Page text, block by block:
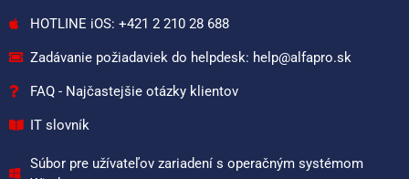
HOTLINE iOS: +421 2 210 28 688
Zadávanie požiadaviek do helpdesk: help@alfapro.sk
FAQ - Najčastejšie otázky klientov
IT slovník
Súbor pre užívateľov zariadení s operačným systémom